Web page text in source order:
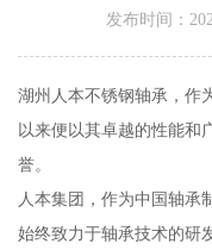
发布时间：
湖州人本不锈钢轴承，作
以来便以其卓越的性能和
誉。
人本集团，作为中国轴承
始终致力于轴承技术的研